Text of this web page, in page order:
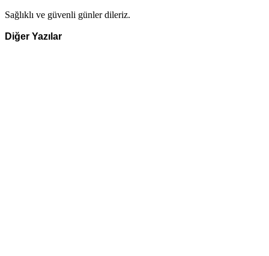
Sağlıklı ve güvenli günler dileriz.
Diğer Yazılar